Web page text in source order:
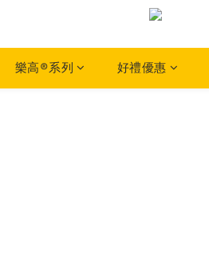
樂高®系列 好禮優惠